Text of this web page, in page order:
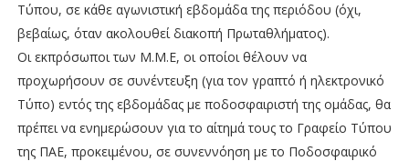
Τύπου, σε κάθε αγωνιστική εβδομάδα της περιόδου (όχι,
βεβαίως, όταν ακολουθεί διακοπή Πρωταθλήματος).
Οι εκπρόσωποι των Μ.Μ.Ε, οι οποίοι θέλουν να
προχωρήσουν σε συνέντευξη (για τον γραπτό ή ηλεκτρονικό
Τύπο) εντός της εβδομάδας με ποδοσφαιριστή της ομάδας, θα
πρέπει να ενημερώσουν για το αίτημά τους το Γραφείο Τύπου
της ΠΑΕ, προκειμένου, σε συνεννόηση με το Ποδοσφαιρικό